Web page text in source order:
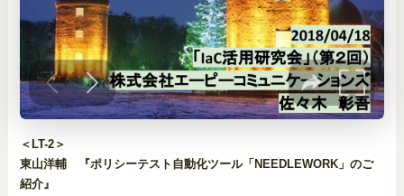
＜LT-2＞
東山洋輔 『ポリシーテスト自動化ツール「NEEDLEWORK」のご
紹介』